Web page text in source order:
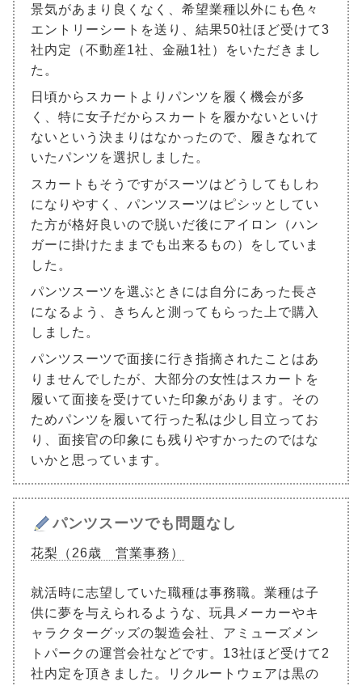
景気があまり良くなく、希望業種以外にも色々
エントリーシートを送り、結果50社ほど受けて3
社内定（不動産1社、金融1社）をいただきまし
た。
日頃からスカートよりパンツを履く機会が多
く、特に女子だからスカートを履かないといけ
ないという決まりはなかったので、履きなれて
いたパンツを選択しました。
スカートもそうですがスーツはどうしてもしわ
になりやすく、パンツスーツはピシッとしてい
た方が格好良いので脱いだ後にアイロン（ハン
ガーに掛けたままでも出来るもの）をしていま
した。
パンツスーツを選ぶときには自分にあった長さ
になるよう、きちんと測ってもらった上で購入
しました。
パンツスーツで面接に行き指摘されたことはあ
りませんでしたが、大部分の女性はスカートを
履いて面接を受けていた印象があります。その
ためパンツを履いて行った私は少し目立ってお
り、面接官の印象にも残りやすかったのではな
いかと思っています。
パンツスーツでも問題なし
花梨（26歳 営業事務）
就活時に志望していた職種は事務職。業種は子
供に夢を与えられるような、玩具メーカーやキ
ャラクターグッズの製造会社、アミューズメン
トパークの運営会社などです。13社ほど受けて2
社内定を頂きました。リクルートウェアは黒の